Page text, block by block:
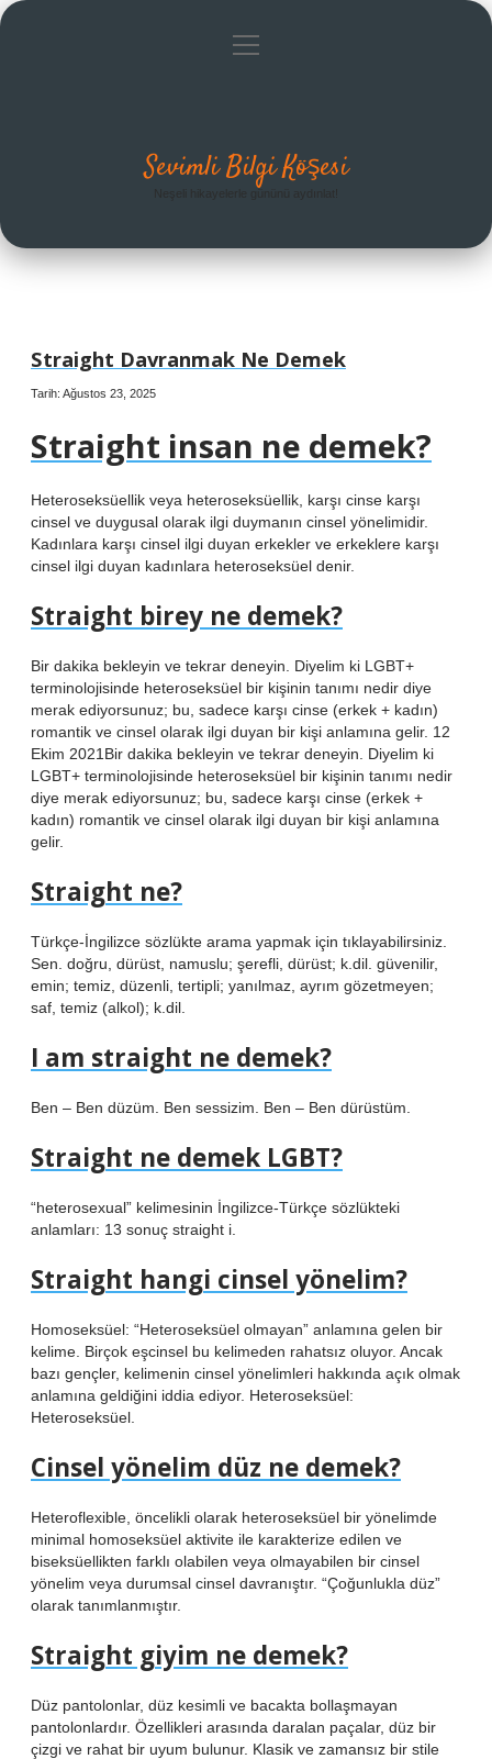
Gizlilik Politikası
menüyü
aç
Sevimli Bilgi Köşesi
Neşeli hikayelerle gününü aydınlat!
Straight Davranmak Ne Demek
Tarih: Ağustos 23, 2025
Straight insan ne demek?
Heteroseksüellik veya heteroseksüellik, karşı cinse karşı
cinsel ve duygusal olarak ilgi duymanın cinsel yönelimidir.
Kadınlara karşı cinsel ilgi duyan erkekler ve erkeklere karşı
cinsel ilgi duyan kadınlara heteroseksüel denir.
Straight birey ne demek?
Bir dakika bekleyin ve tekrar deneyin. Diyelim ki LGBT+
terminolojisinde heteroseksüel bir kişinin tanımı nedir diye
merak ediyorsunuz; bu, sadece karşı cinse (erkek + kadın)
romantik ve cinsel olarak ilgi duyan bir kişi anlamına gelir. 12
Ekim 2021Bir dakika bekleyin ve tekrar deneyin. Diyelim ki
LGBT+ terminolojisinde heteroseksüel bir kişinin tanımı nedir
diye merak ediyorsunuz; bu, sadece karşı cinse (erkek +
kadın) romantik ve cinsel olarak ilgi duyan bir kişi anlamına
gelir.
Straight ne?
Türkçe-İngilizce sözlükte arama yapmak için tıklayabilirsiniz.
Sen. doğru, dürüst, namuslu; şerefli, dürüst; k.dil. güvenilir,
emin; temiz, düzenli, tertipli; yanılmaz, ayrım gözetmeyen;
saf, temiz (alkol); k.dil.
I am straight ne demek?
Ben – Ben düzüm. Ben sessizim. Ben – Ben dürüstüm.
Straight ne demek LGBT?
“heterosexual” kelimesinin İngilizce-Türkçe sözlükteki
anlamları: 13 sonuç straight i.
Straight hangi cinsel yönelim?
Homoseksüel: “Heteroseksüel olmayan” anlamına gelen bir
kelime. Birçok eşcinsel bu kelimeden rahatsız oluyor. Ancak
bazı gençler, kelimenin cinsel yönelimleri hakkında açık olmak
anlamına geldiğini iddia ediyor. Heteroseksüel:
Heteroseksüel.
Cinsel yönelim düz ne demek?
Heteroflexible, öncelikli olarak heteroseksüel bir yönelimde
minimal homoseksüel aktivite ile karakterize edilen ve
biseksüellikten farklı olabilen veya olmayabilen bir cinsel
yönelim veya durumsal cinsel davranıştır. “Çoğunlukla düz”
olarak tanımlanmıştır.
Straight giyim ne demek?
Düz pantolonlar, düz kesimli ve bacakta bollaşmayan
pantolonlardır. Özellikleri arasında daralan paçalar, düz bir
çizgi ve rahat bir uyum bulunur. Klasik ve zamansız bir stile